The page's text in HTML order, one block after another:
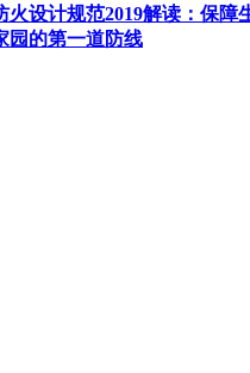
火设计规范2019解读：保障
园的第一道防线